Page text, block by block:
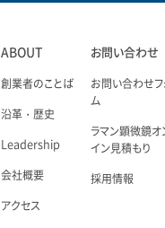
ABOUT
創業者のことば
沿革・歴史
Leadership
会社概要
アクセス
お問い合わせ
お問い合わせフ
ム
ラマン顕微鏡オ
イン見積もり
採用情報